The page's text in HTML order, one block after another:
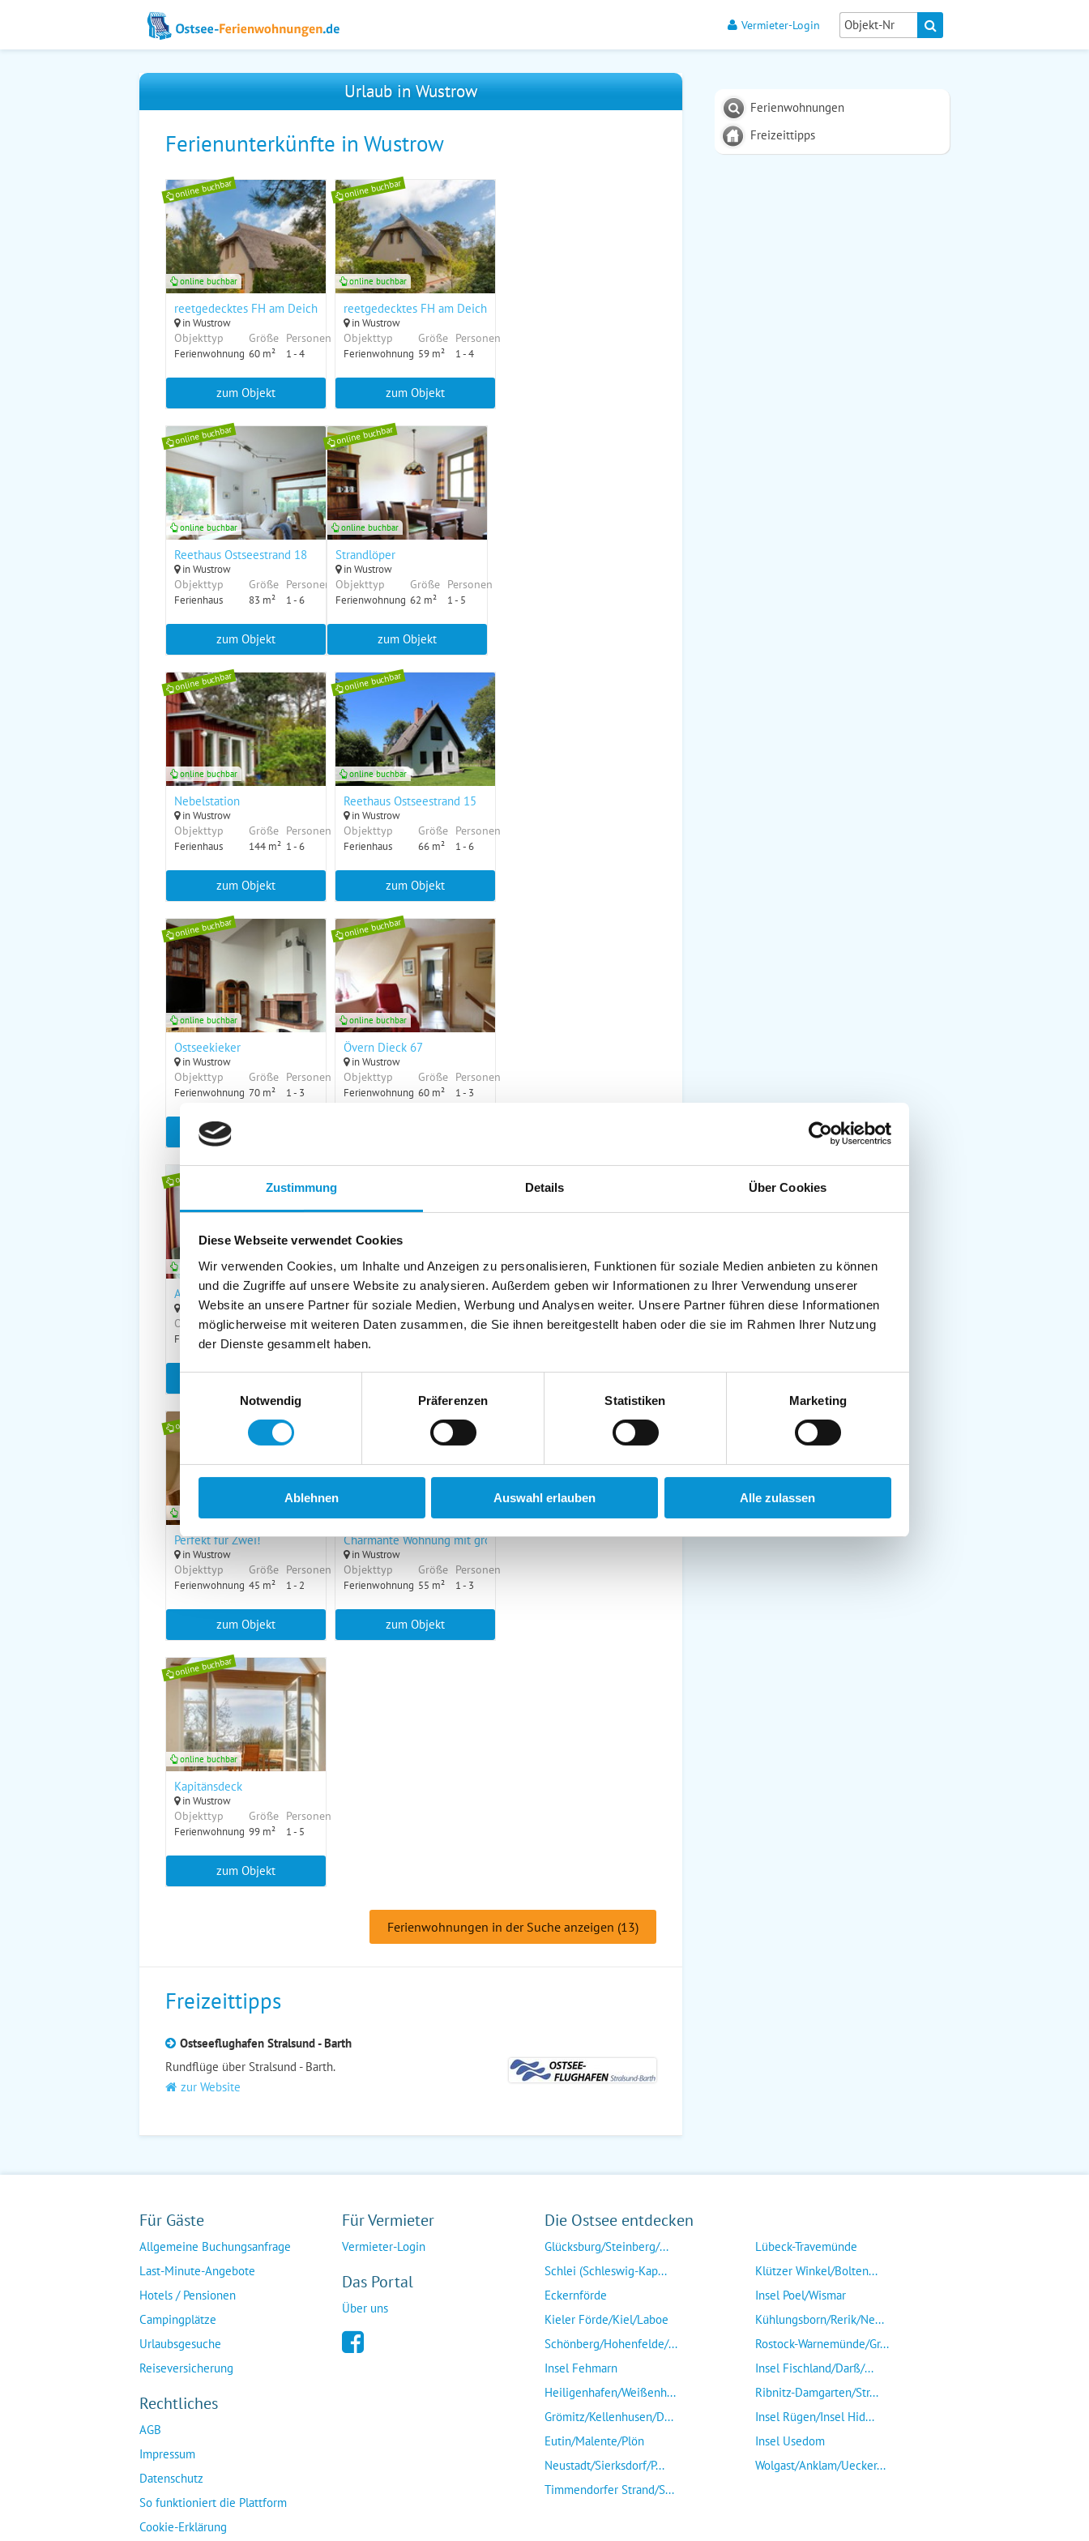
Zustimmung Details Über Cookies
Diese Webseite verwendet Cookies
Wir verwenden Cookies, um Inhalte und Anzeigen zu personalisieren, Funktionen für soziale Medien anbieten zu können
und die Zugriffe auf unsere Website zu analysieren. Außerdem geben wir Informationen zu Ihrer Verwendung unserer
Website an unsere Partner für soziale Medien, Werbung und Analysen weiter. Unsere Partner führen diese Informationen
möglicherweise mit weiteren Daten zusammen, die Sie ihnen bereitgestellt haben oder die sie im Rahmen Ihrer Nutzung
der Dienste gesammelt haben.
Notwendig
Präferenzen Statistiken Marketing
Ablehnen Auswahl erlauben Alle zulassen
Vermieter-Login
Urlaub in Wustrow
Ferienunterkünfte in Wustrow
online buchbar
reetgedecktes FH am Deich 2/1
in Wustrow
Objekttyp
Ferienwohnung
Größe
60 m²
Personen
1 - 4
online buchbar
zum Objekt
online buchbar
reetgedecktes FH am Deich 2/2
in Wustrow
Objekttyp
Ferienwohnung
Größe
59 m²
Personen
1 - 4
online buchbar
zum Objekt
online buchbar
Reethaus Ostseestrand 18
in Wustrow
Objekttyp
Ferienhaus
Größe
83 m²
Personen
1 - 6
online buchbar
zum Objekt
online buchbar
Strandlöper
in Wustrow
Objekttyp
Ferienwohnung
Größe
62 m²
Personen
1 - 5
online buchbar
zum Objekt
online buchbar
Nebelstation
in Wustrow
Objekttyp
Ferienhaus
Größe
144 m²
Personen
1 - 6
online buchbar
zum Objekt
online buchbar
Reethaus Ostseestrand 15
in Wustrow
Objekttyp
Ferienhaus
Größe
66 m²
Personen
1 - 6
online buchbar
zum Objekt
online buchbar
Ostseekieker
in Wustrow
Objekttyp
Ferienwohnung
Größe
70 m²
Personen
1 - 3
online buchbar
zum Objekt
online buchbar
Övern Dieck 67
in Wustrow
Objekttyp
Ferienwohnung
Größe
60 m²
Personen
1 - 3
online buchbar
online buchbar
Achtern Diek 66
in Wustrow
Objekttyp
Ferienwohnung
Größe
75 m²
Personen
1 - 4
online buchbar
zum Objekt
online buchbar
Gemütliches Zuhause auf Zeit
in Wustrow
Objekttyp
Ferienwohnung
Größe Personen
online buchbar
zum Objekt
online buchbar
Perfekt für Zwei!
in Wustrow
Objekttyp
Ferienwohnung
Größe
45 m²
Personen
1 - 2
online buchbar
zum Objekt
Charmante Wohnung mit großem Garten
in Wustrow
Objekttyp
Ferienwohnung
Größe
55 m²
Personen
1 - 3
zum Objekt
online buchbar
Kapitänsdeck
in Wustrow
Objekttyp
Ferienwohnung
Größe
99 m²
Personen
1 - 5
online buchbar
zum Objekt
Ferienwohnungen in der Suche anzeigen (13)
Freizeittipps
Ostseeflughafen Stralsund - Barth
Rundflüge über Stralsund - Barth.
zur Website
Ferienwohnungen
Freizeittipps
Für Gäste
Allgemeine Buchungsanfrage
Last-Minute-Angebote
Hotels / Pensionen
Campingplätze
Urlaubsgesuche
Reiseversicherung
Rechtliches
AGB
Impressum
Datenschutz
So funktioniert die Plattform
Cookie-Erklärung
Für Vermieter
Vermieter-Login
Das Portal
Über uns
Die Ostsee entdecken
Glücksburg/Steinberg/...
Schlei (Schleswig-Kap...
Eckernförde
Kieler Förde/Kiel/Laboe
Schönberg/Hohenfelde/...
Insel Fehmarn
Heiligenhafen/Weißenh...
Grömitz/Kellenhusen/D...
Eutin/Malente/Plön
Neustadt/Sierksdorf/P...
Timmendorfer Strand/S...
Lübeck-Travemünde
Klützer Winkel/Bolten...
Insel Poel/Wismar
Kühlungsborn/Rerik/Ne...
Rostock-Warnemünde/Gr...
Insel Fischland/Darß/...
Ribnitz-Damgarten/Str...
Insel Rügen/Insel Hid...
Insel Usedom
Wolgast/Anklam/Uecker...